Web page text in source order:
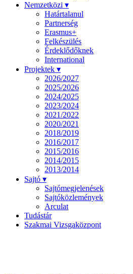
Nemzetközi ▾
Határtalanul
Partnerség
Erasmus+
Felkészülés
Érdeklődőknek
International
Projektek ▾
2026/2027
2025/2026
2024/2025
2023/2024
2021/2022
2020/2021
2018/2019
2016/2017
2015/2016
2014/2015
2013/2014
Sajtó ▾
Sajtómegjelenések
Sajtóközlemények
Arculat
Tudástár
Szakmai Vizsgaközpont